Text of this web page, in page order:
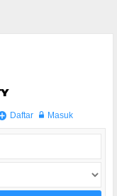
Daftar w Masuk